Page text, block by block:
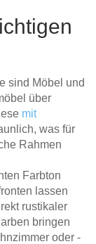
sind Möbel und
über
mit
was für
Rahmen
Farbton
lassen
rustikaler
bringen
oder -